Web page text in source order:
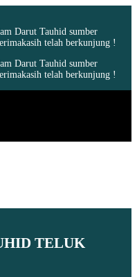
Darut Tauhid sumber
telah berkunjung !
Darut Tauhid sumber
telah berkunjung !
TELUK